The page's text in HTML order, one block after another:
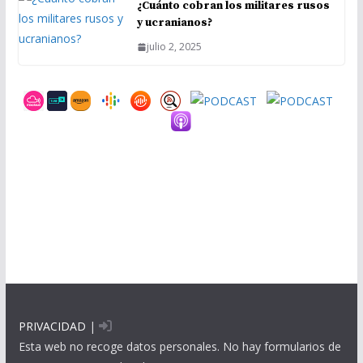
¿Cuánto cobran los militares rusos
y ucranianos?
julio 2, 2025
PRIVACIDAD |
Esta web no recoge datos personales. No hay formularios de